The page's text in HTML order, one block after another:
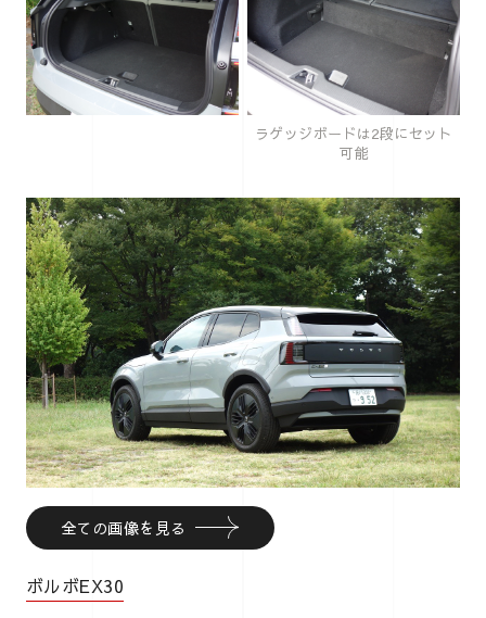
ラゲッジボードは2段にセット
可能
全ての画像を見る
ボルボEX30